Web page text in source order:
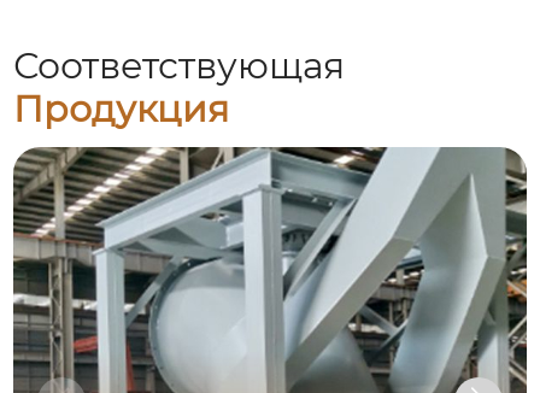
Соответствующая
Продукция